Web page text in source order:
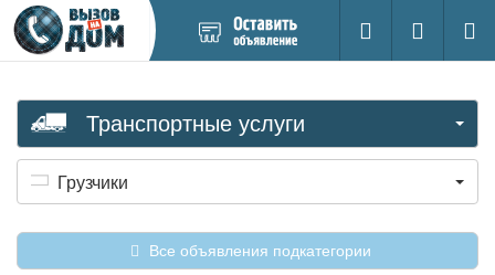
новое
Поиск
Вход на
Транспортные услуги
Грузчики
Все объявления подкатегории